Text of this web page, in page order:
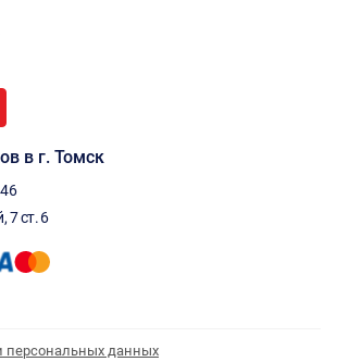
в г. Томск
7 ст. 6
персональных данных